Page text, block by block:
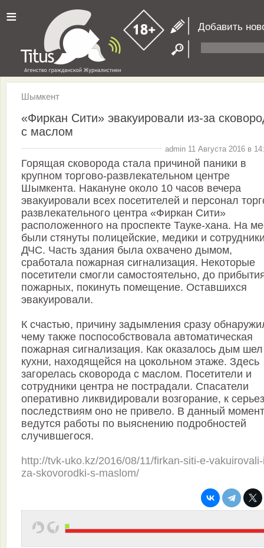
≡ Добавить
Шымкент
«Фиркан Сити» эвакуировали из-за
с маслом
admin 11 Августа 2016 в
Горящая сковорода стала причиной паники в
крупном торгово-развлекательном центре
Шымкента. Накануне около 10 часов вечера
эвакуировали всех посетителей и персонал
развлекательного центра «Фиркан Сити»
расположенного на проспекте Тауке-хана. На
были стянуты полицейские, медики и
ДЧС. Часть здания была охвачено дымом,
сработала пожарная сигнализация. Некоторые
посетители смогли самостоятельно, до
пожарных, покинуть помещение. Оставшихся
эвакуировали.
К счастью, причину задымления сразу
чему также поспособствовала автоматическая
пожарная сигнализация. Как оказалось дым шел
кухни, находящейся на цокольном этаже. Здесь
загорелась сковорода с маслом. Посетители и
сотрудники центра не пострадали. Спасатели
оперативно ликвидировали возгорание, к
последствиям оно не привело. В данный момент
ведутся работы по выяснению подробностей
случившегося.
http://tvk-uko.kz/2016/08/11/firkan-siti-e-
za-skovorodki-s-maslom/